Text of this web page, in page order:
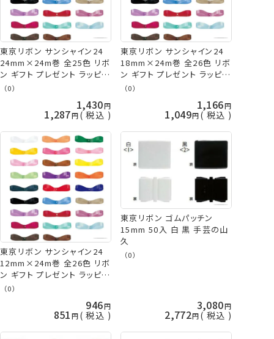
東京リボン サンシャイン24
24mm×24m巻 全25色 リボ
ン ギフト プレゼント ラッピン
グ 手芸の山久
（0）
1,430
1,287 税込
東京リボン サンシャイン24
18mm×24m巻 全26色 リボ
ン ギフト プレゼント ラッピン
グ 手芸の山久
（0）
1,166
1,049 税込
東京リボン サンシャイン24
12mm×24m巻 全26色 リボ
ン ギフト プレゼント ラッピン
グ 手芸の山久
（0）
946
851 税込
東京リボン ゴムパッチン
15mm 50入 白 黒 手芸の山
久
（0）
3,080
2,772 税込